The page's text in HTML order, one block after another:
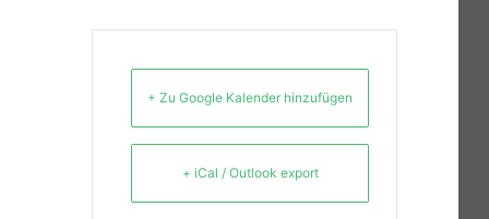
+ Zu Google Kalender hinzufügen
+ iCal / Outlook export